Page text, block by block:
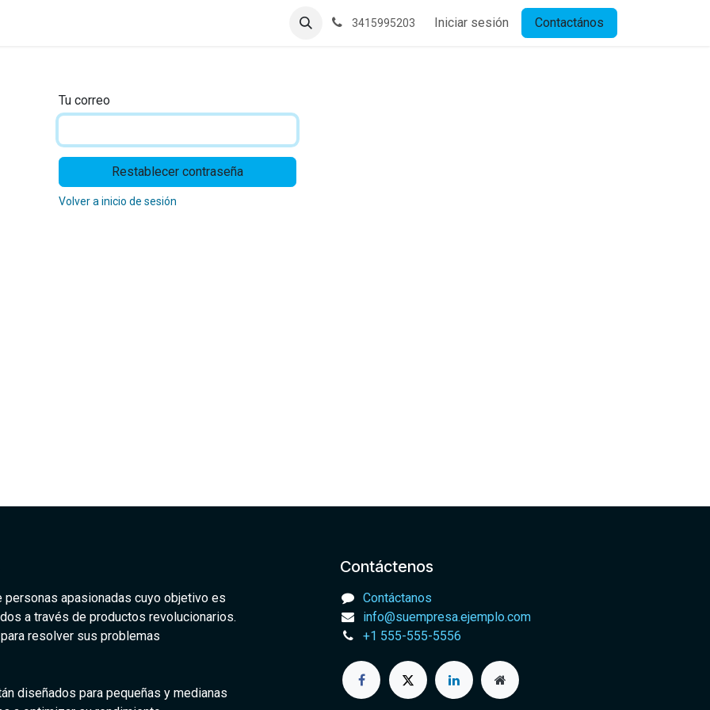
3415995203 Iniciar sesión Contactános
Tu correo
Restablecer contraseña
Volver a inicio de sesión
personas apasionadas cuyo objetivo es
a través de productos revolucionarios.
resolver sus problemas
diseñados para pequeñas y medianas
Contáctenos
Contáctanos
info@suempresa.ejemplo.com
+1 555-555-5556